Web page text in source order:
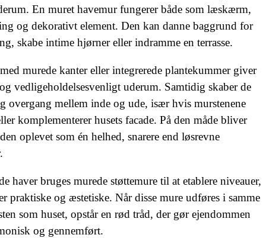
En muret havemur fungerer både som læskærm,
og dekorativt element. Den kan danne baggrund for
skabe intime hjørner eller indramme en terrasse.
murede kanter eller integrerede plantekummer giver
vedligeholdelsesvenligt uderum. Samtidig skaber de
overgang mellem inde og ude, især hvis murstenene
komplementerer husets facade. På den måde bliver
oplevet som én helhed, snarere end løsrevne
haver bruges murede støttemure til at etablere niveauer,
praktiske og æstetiske. Når disse mure udføres i samme
som huset, opstår en rød tråd, der gør ejendommen
og gennemført.